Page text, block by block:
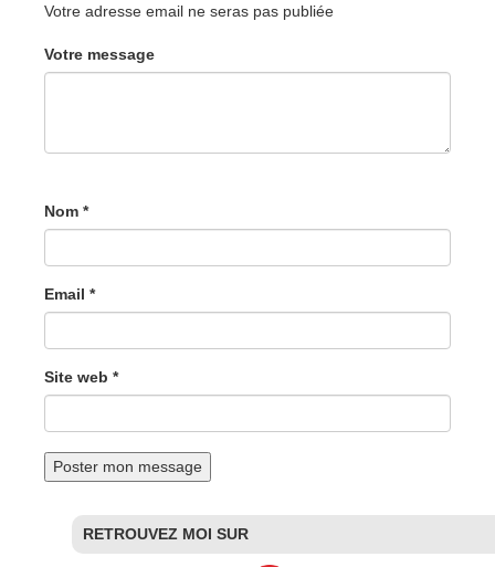
Votre adresse email ne seras pas publiée
Votre message
Nom *
Email *
Site web *
RETROUVEZ MOI SUR